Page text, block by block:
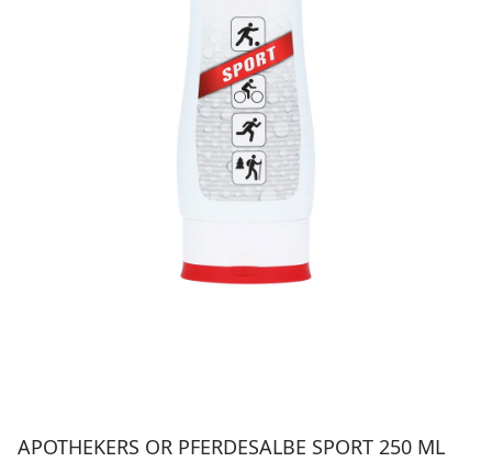
APOTHEKERS OR PFERDESALBE SPORT 250 ML